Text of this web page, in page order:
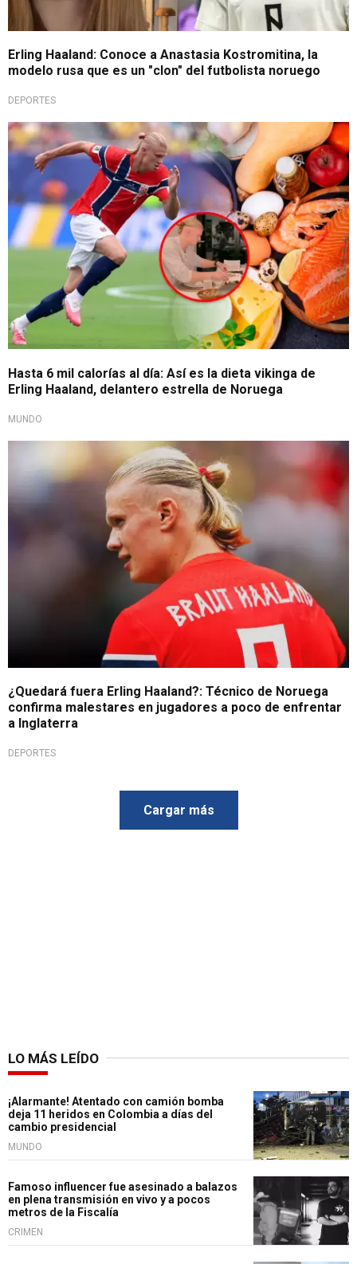
Erling Haaland: Conoce a Anastasia Kostromitina, la
modelo rusa que es un "clon" del futbolista noruego
DEPORTES
Fuera de lo común
Hasta 6 mil calorías al día: Así es la dieta vikinga de
Erling Haaland, delantero estrella de Noruega
MUNDO
Vikingos enfrentan contratiempos
¿Quedará fuera Erling Haaland?: Técnico de Noruega
confirma malestares en jugadores a poco de enfrentar
a Inglaterra
DEPORTES
Cargar más
LO MÁS LEÍDO
¡Alarmante! Atentado con camión bomba
deja 11 heridos en Colombia a días del
cambio presidencial
MUNDO
Famoso influencer fue asesinado a balazos
en plena transmisión en vivo y a pocos
metros de la Fiscalía
CRIMEN